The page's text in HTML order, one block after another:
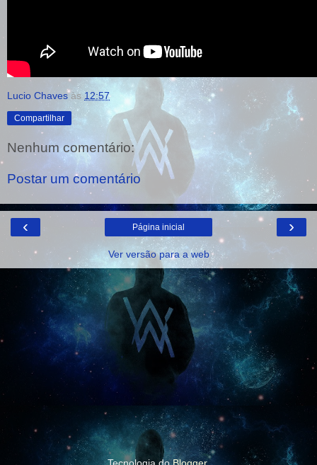
Lucio Chaves às12:57
Compartilhar
Nenhum comentário:
Postar um comentário
‹ ›
Página inicial
Ver versão para a web